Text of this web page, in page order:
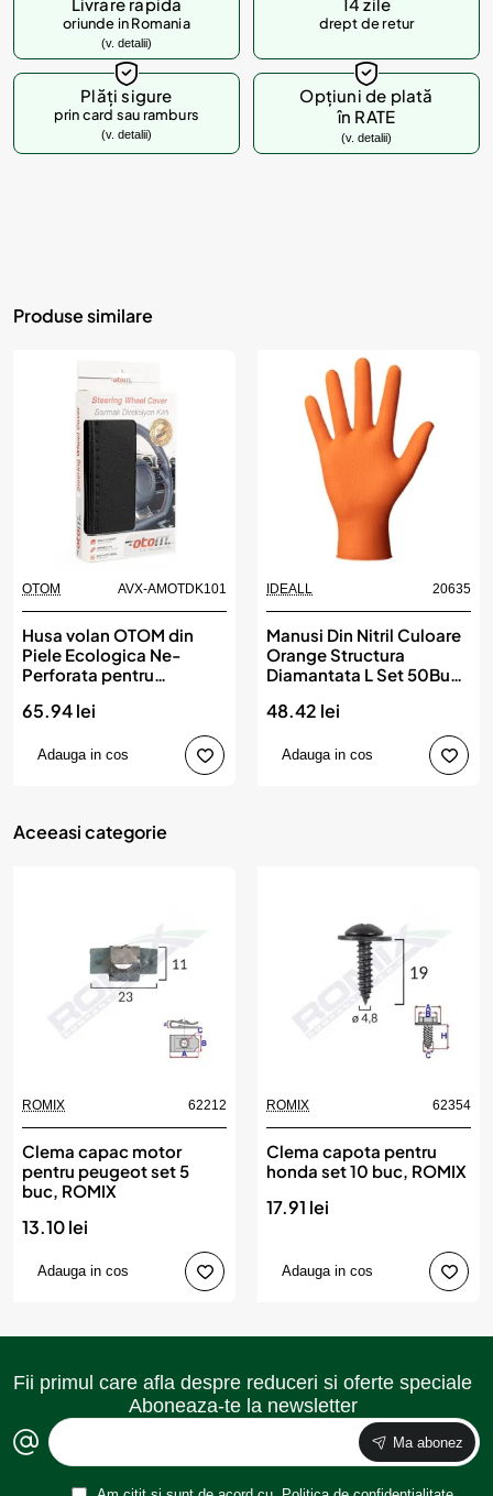
oriunde in Romania
(v. detalii)
drept de retur
Plăți sigure
prin card sau ramburs
(v. detalii)
Opțiuni de plată
în RATE
(v. detalii)
Produse similare
OTOM AVX-AMOTDK101
Husa volan OTOM din
Piele Ecologica Ne-
Perforata pentru
volan 37 - 39 cm, cu ac si
65.94 lei
Adauga in cos
IDEALL 20635
Manusi Din Nitril Culoare
Orange Structura
Diamantata L Set 50Buc,
48.42 lei
Adauga in cos
Aceeasi categorie
ROMIX 62212
Clema capac motor
pentru peugeot set 5
buc, ROMIX
13.10 lei
Adauga in cos
ROMIX 62354
Clema capota pentru
honda set 10 buc, ROMIX
17.91 lei
Adauga in cos
Fii primul care afla despre reduceri si oferte speciale
Aboneaza-te la newsletter
Ma abonez